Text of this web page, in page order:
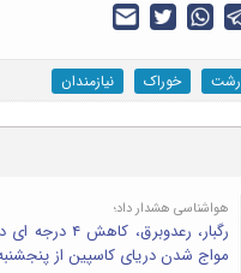
رشت خوراک نیازمندان
هواشناسی هشدار داد؛
رگبار، رعدوبرق،
مواج شدن دریای کاسپین از